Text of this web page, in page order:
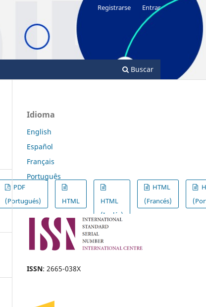
Buscar
Registrarse Entrar
PDF
(Portugués)
HTML
HTML
(Inglés)
HTML
(Francés)
Idioma
English
Español
Français
Português
ISSN: 2665-038X